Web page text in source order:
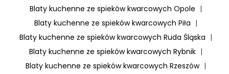
Blaty kuchenne ze spieków kwarcowych Opole |
Blaty kuchenne ze spieków kwarcowych Piła |
Blaty kuchenne ze spieków kwarcowych Ruda Śląska |
Blaty kuchenne ze spieków kwarcowych Rybnik |
Blaty kuchenne ze spieków kwarcowych Rzeszów |